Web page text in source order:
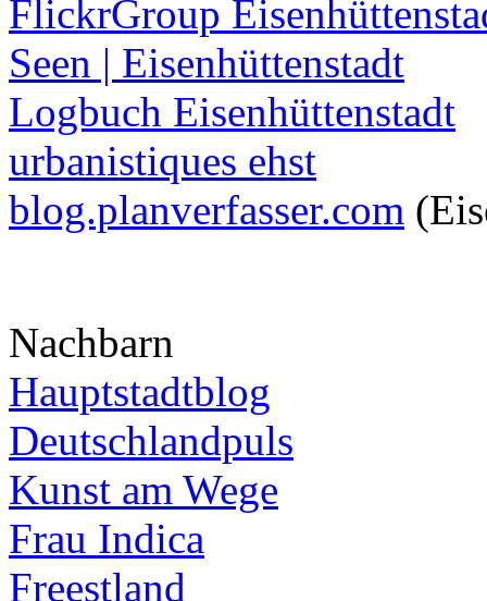
FlickrGroup
Seen | Eisenhüttenstadt
Logbuch Eisenhüttenstadt
urbanistiques ehst
blog.planverfasser.com
Nachbarn
Hauptstadtblog
Deutschlandpuls
Kunst am Wege
Frau Indica
Freestland